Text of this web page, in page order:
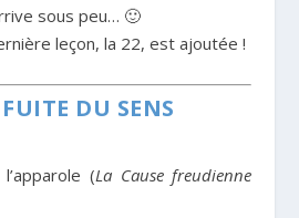
sous peu… 🙂
leçon, la 22, est ajoutée !
DU SENS
(La Cause freudienne